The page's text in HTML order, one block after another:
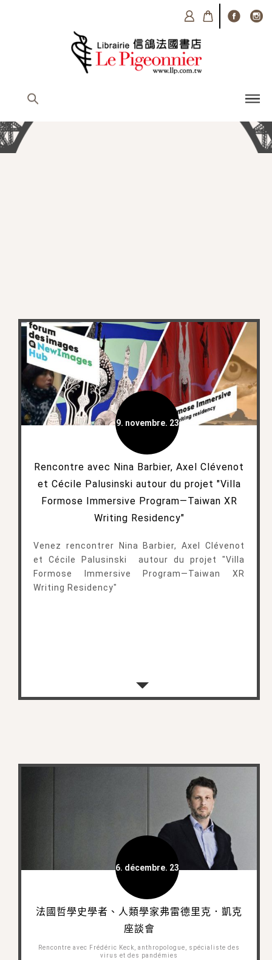
9. novembre. 23
Rencontre avec Nina Barbier, Axel Clévenot
et Cécile Palusinski autour du projet "Villa
Formose Immersive Program—Taiwan XR
Writing Residency"
Venez rencontrer Nina Barbier, Axel Clévenot
et Cécile Palusinski autour du projet "Villa
Formose Immersive Program—Taiwan XR
Writing Residency"
6. décembre. 23
法國哲學史學者、人類學家弗雷德里克．凱克
座談會
Rencontre avec Frédéric Keck, anthropologue, spécialiste des
virus et des pandémies